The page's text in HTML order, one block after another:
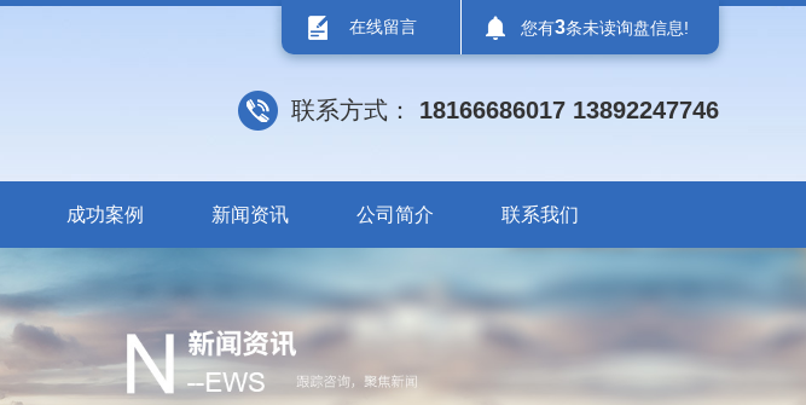
联系方式： 18166686017 13892247746
在线留言 您有3条未读询盘信息!
成功案例 新闻资讯 公司简介 联系我们